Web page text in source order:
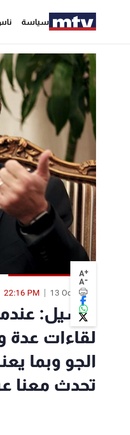
سياسة
A+
A-
13 Oct 2016
22:16 PM
باسيل:
لقاءات عدة
الجو وبما
تحدث معنا